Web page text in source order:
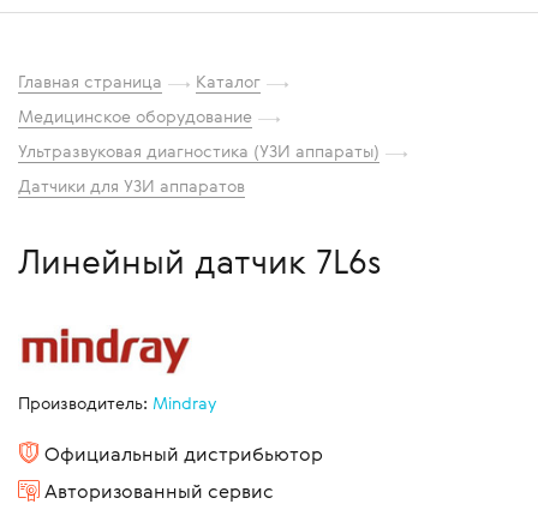
Главная страница
Каталог
Медицинское оборудование
Ультразвуковая диагностика (УЗИ аппараты)
Датчики для УЗИ аппаратов
Линейный датчик 7L6s
Производитель: Mindray
Официальный дистрибьютор
Авторизованный сервис